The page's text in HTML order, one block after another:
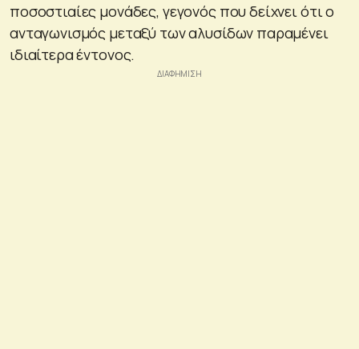
ποσοστιαίες μονάδες, γεγονός που δείχνει ότι ο
ανταγωνισμός μεταξύ των αλυσίδων παραμένει
ιδιαίτερα έντονος.